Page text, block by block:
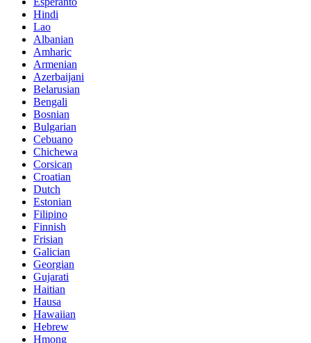
Hindi
Lao
Albanian
Amharic
Armenian
Azerbaijani
Belarusian
Bengali
Bosnian
Bulgarian
Cebuano
Chichewa
Corsican
Croatian
Dutch
Estonian
Filipino
Finnish
Frisian
Galician
Georgian
Gujarati
Haitian
Hausa
Hawaiian
Hebrew
Hmong